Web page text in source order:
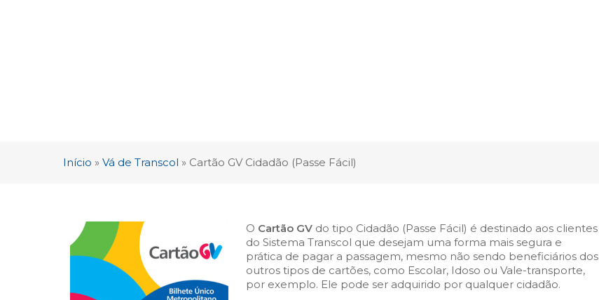
Início » Vá de Transcol » Cartão GV Cidadão (Passe Fácil)
O Cartão GV do tipo Cidadão (Passe Fácil) é destinado aos clientes
do Sistema Transcol que desejam uma forma mais segura e
prática de pagar a passagem, mesmo não sendo beneficiários dos
outros tipos de cartões, como Escolar, Idoso ou Vale-transporte,
por exemplo. Ele pode ser adquirido por qualquer cidadão.